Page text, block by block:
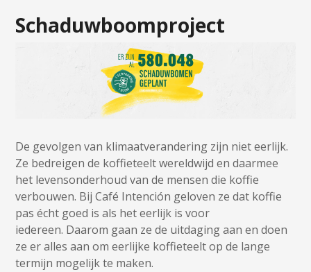
Schaduwboomproject
De gevolgen van klimaatverandering zijn niet eerlijk.
Ze bedreigen de koffieteelt wereldwijd en daarmee
het levensonderhoud van de mensen die koffie
verbouwen. Bij Café Intención geloven ze dat koffie
pas écht goed is als het eerlijk is voor
iedereen. Daarom gaan ze de uitdaging aan en doen
ze er alles aan om eerlijke koffieteelt op de lange
termijn mogelijk te maken.